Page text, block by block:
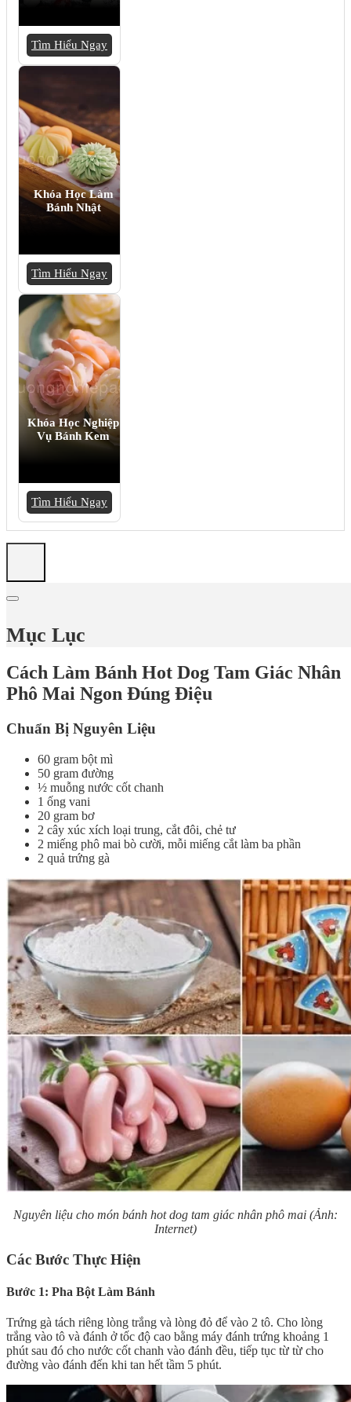
Tìm Hiểu Ngay
Khóa Học Làm
Bánh Nhật
Tìm Hiểu Ngay
Khóa Học Nghiệp
Vụ Bánh Kem
Tìm Hiểu Ngay
Mục Lục
Cách Làm Bánh Hot Dog Tam Giác Nhân
Phô Mai Ngon Đúng Điệu
Chuẩn Bị Nguyên Liệu
60 gram bột mì
50 gram đường
½ muỗng nước cốt chanh
1 ống vani
20 gram bơ
2 cây xúc xích loại trung, cắt đôi, chẻ tư
2 miếng phô mai bò cười, mỗi miếng cắt làm ba phần
2 quả trứng gà
Nguyên liệu cho món bánh hot dog tam giác nhân phô mai (Ảnh:
Internet)
Các Bước Thực Hiện
Bước 1: Pha Bột Làm Bánh
Trứng gà tách riêng lòng trắng và lòng đỏ để vào 2 tô. Cho lòng
trắng vào tô và đánh ở tốc độ cao bằng máy đánh trứng khoảng 1
phút sau đó cho nước cốt chanh vào đánh đều, tiếp tục từ từ cho
đường vào đánh đến khi tan hết tầm 5 phút.